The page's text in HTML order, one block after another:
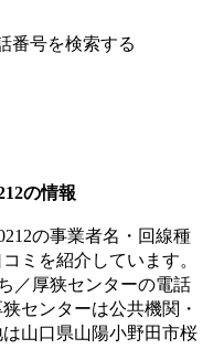
の情報
の事業者名・回線種
ミを紹介しています。
／厚狭センターの電話
センターは公共機関・
山口県山陽小野田市桜